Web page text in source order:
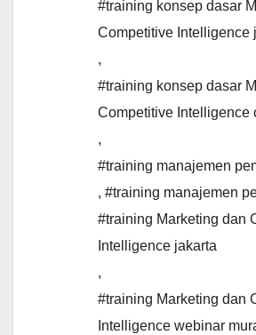
#training konsep dasar
Competitive Intelligence
,
#training konsep dasar
Competitive Intelligence
,
#training manajemen
, #training manajemen
#training Marketing dan
Intelligence jakarta
,
#training Marketing dan
Intelligence webinar